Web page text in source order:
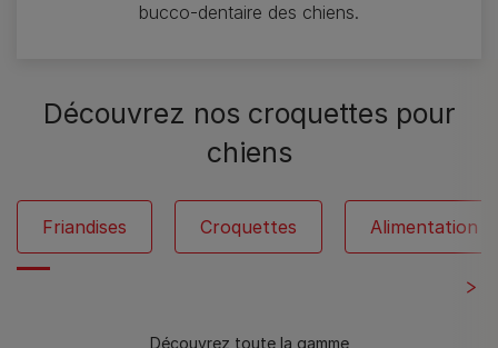
bucco-dentaire des chiens.
Découvrez nos croquettes pour
chiens
Friandises Croquettes Alimentation
Découvrez toute la gamme